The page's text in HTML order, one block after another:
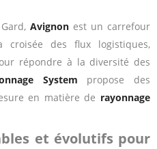
Gard,Avignon est un carrefour
des flux logistiques,
répondre à la diversité des
System propose des
en matière de rayonnage
et évolutifs pour